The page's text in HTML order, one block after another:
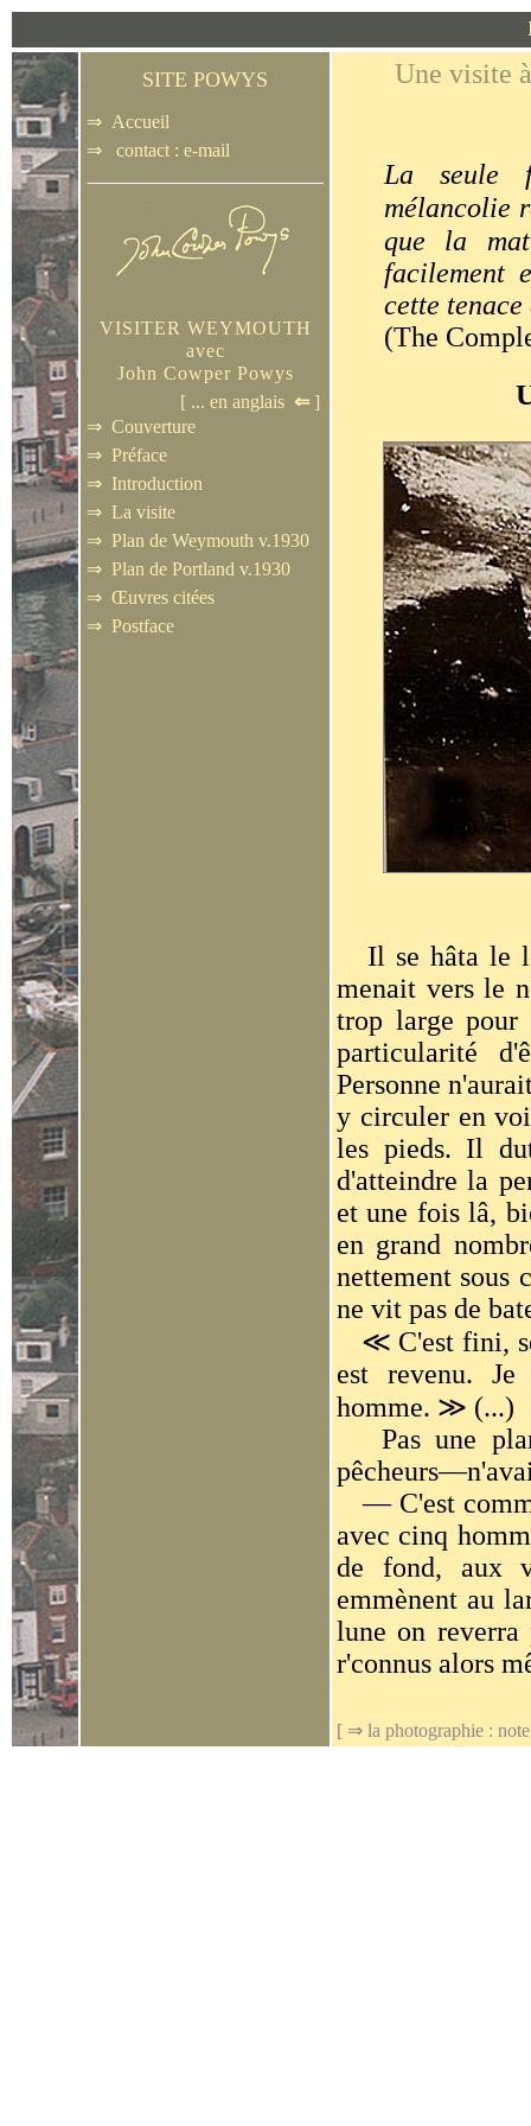
SITE POWYS
⇒ Accueil
⇒ contact : e-mail
VISITER WEYMOUTH
avec
John Cowper Powys
[ ... en anglais ⇐ ]
⇒ Couverture
⇒ Préface
⇒ Introduction
⇒ La visite
⇒ Plan de Weymouth v.1930
⇒ Plan de Portland v.1930
⇒ Œuvres citées
⇒ Postface
Une visite
La seule
mélancolie
que la
facilement
cette
(The
Il se hâta le
menait vers le
trop large pour
particularité
Personne
y circuler en
les pieds. Il
d'atteindre la
et une fois lâ,
en grand
nettement sous
ne vit pas de
≪ C'est fini,
est revenu.
homme. ≫ (...)
Pas une
— C'est
avec cinq
de fond, aux
emmènent au
lune on reverra
r'connus alors
[ ⇒ la photographie : note